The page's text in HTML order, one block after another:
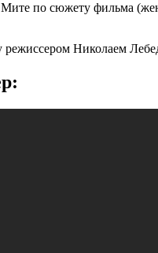
по сюжету фильма
режиссером Николаем